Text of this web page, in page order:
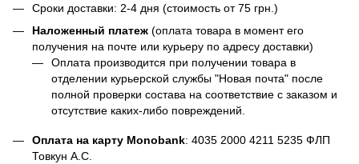
Сроки доставки: 2-4 дня (стоимость от 75 грн.)
Наложенный платеж (оплата товара в момент его
получения на почте или курьеру по адресу доставки)
Оплата производится при получении товара в
отделении курьерской службы "Новая почта" после
полной проверки состава на соответствие с заказом и
отсутствие каких-либо повреждений.
Оплата на карту Monobank: 4035 2000 4211 5235 ФЛП
Товкун А.С.